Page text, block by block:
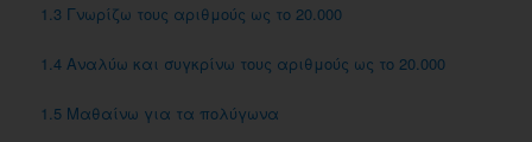
1.3 Γνωρίζω τους αριθμούς ως το 20.000
1.4 Αναλύω και συγκρίνω τους αριθμούς ως το 20.000
1.5 Μαθαίνω για τα πολύγωνα